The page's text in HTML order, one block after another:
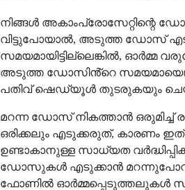
നിങ്ങൾ അകാംപ്രോസേറ്റിന്റെ
വിട്ടുപോയാൽ, അടുത്ത ഡോസ്
സമയമായിട്ടില്ലെങ്കിൽ, ഓർമ്മ
അടുത്ത ഡോസിൻ്റെ
പതിവ് ഷെഡ്യൂൾ തുടരുകയും
മറന്ന ഡോസ് നികത്താൻ
ഒരിക്കലും എടുക്കരുത്, കാരണം
ഉണ്ടാകാനുള്ള സാധ്യത
ഡോസുകൾ എടുക്കാൻ
ഫോണിൽ ഓർമ്മപ്പെടുത്തലുകൾ